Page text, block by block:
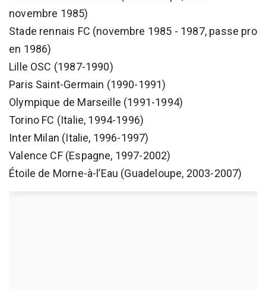
novembre 1985)
Stade rennais FC (novembre 1985 - 1987, passe pro
en 1986)
Lille OSC (1987-1990)
Paris Saint-Germain (1990-1991)
Olympique de Marseille (1991-1994)
Torino FC (Italie, 1994-1996)
Inter Milan (Italie, 1996-1997)
Valence CF (Espagne, 1997-2002)
Étoile de Morne-à-l’Eau (Guadeloupe, 2003-2007)